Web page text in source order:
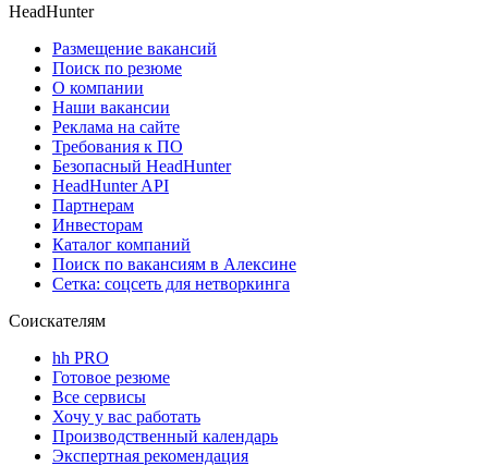
HeadHunter
Размещение вакансий
Поиск по резюме
О компании
Наши вакансии
Реклама на сайте
Требования к ПО
Безопасный HeadHunter
HeadHunter API
Партнерам
Инвесторам
Каталог компаний
Поиск по вакансиям в Алексине
Сетка: соцсеть для нетворкинга
Соискателям
hh PRO
Готовое резюме
Все сервисы
Хочу у вас работать
Производственный календарь
Экспертная рекомендация